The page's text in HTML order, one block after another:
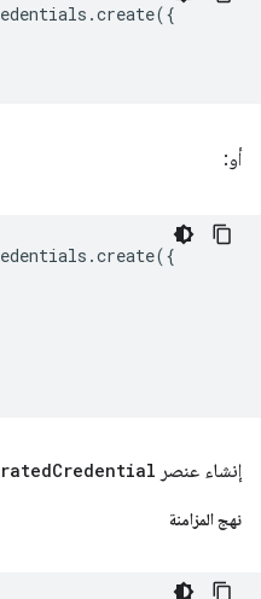
.create({
أو:
.create({
إنشاء عنصر Credential
نهج المزامنة